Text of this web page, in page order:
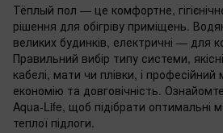
Тёплый пол — це комфортне,
рішення для обігріву приміщень.
великих будинків, електричні — для
Правильний вибір типу системи,
кабелі, мати чи плівки, і
економію та довговічність.
Aqua-Life, щоб підібрати оптимальні
теплої підлоги.